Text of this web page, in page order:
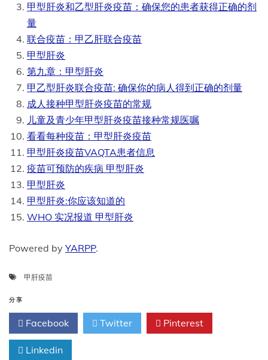
甲型肝炎和乙型肝炎疫苗：确保您的患者获得正确的剂
量
联合疫苗：甲乙肝联合疫苗
甲型肝炎
第九章：甲型肝炎
甲乙型肝炎联合疫苗: 确保你的病人得到正确的剂量
成人接种甲型肝炎疫苗的常规
儿童及青少年甲型肝炎疫苗接种常规医嘱
看看每种疫苗：甲型肝炎疫苗
甲型肝炎疫苗VAQTA患者信息
疫苗可预防的疾病 甲型肝炎
甲型肝炎
甲型肝炎:你应该知道的
WHO 实况报道 甲型肝炎
Powered by YARPP.
甲肝疫苗
分享
Facebook Twitter Pinterest
Linkedin